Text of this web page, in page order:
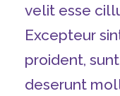
velit esse
Excepteur
proident,
deserunt